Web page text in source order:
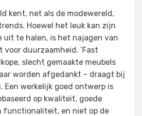
kent, net als de modewereld,
Hoewel het leuk kan zijn
uit te halen, is het najagen van
duurzaamheid. ‘Fast
slecht gemaakte meubels
worden afgedankt – draagt bij
Een werkelijk goed ontwerp is
op kwaliteit, goede
functionaliteit, en niet op de